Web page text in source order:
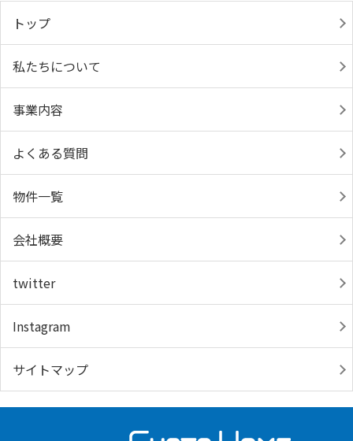
トップ
私たちについて
事業内容
よくある質問
物件一覧
会社概要
twitter
Instagram
サイトマップ